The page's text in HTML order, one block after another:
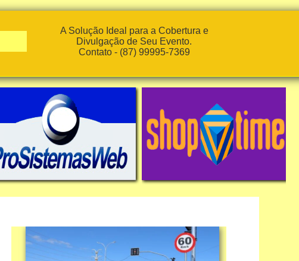
A Solução Ideal para a Cobertura e
Divulgação de Seu Evento.
Contato - (87) 99995-7369